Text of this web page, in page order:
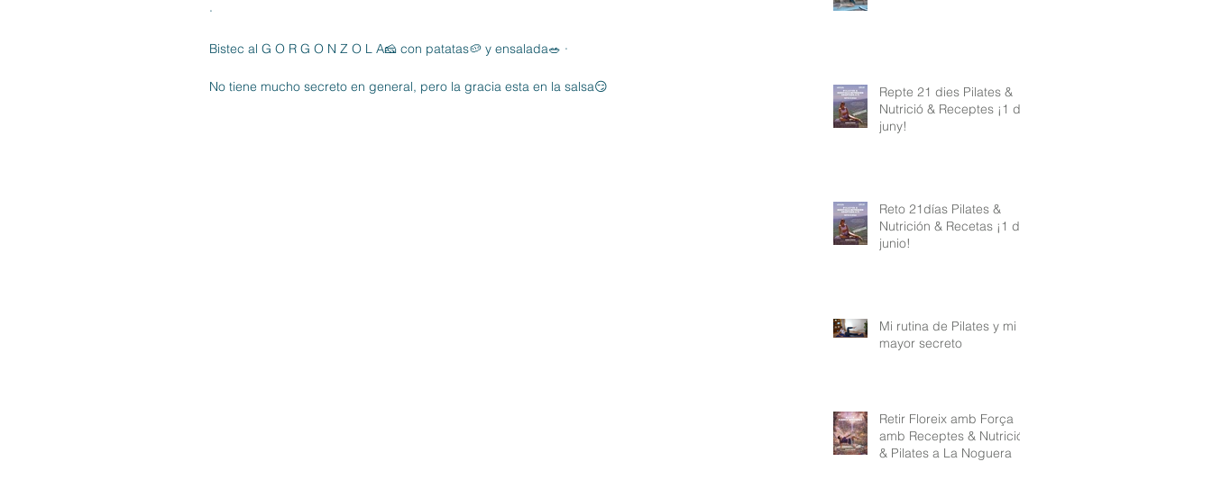
·
Bistec al G O R G O N Z O L A🧀 con patatas🥔 y ensalada🥗 ·
No tiene mucho secreto en general, pero la gracia esta en la salsa😏
Repte 21 dies Pilates &
Nutrició & Receptes ¡1 de
juny!
Reto 21días Pilates &
Nutrición & Recetas ¡1 de
junio!
Mi rutina de Pilates y mi
mayor secreto
Retir Floreix amb Força
amb Receptes & Nutrició
& Pilates a La Noguera